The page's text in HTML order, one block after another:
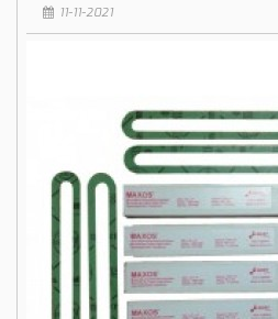
11-11-2021